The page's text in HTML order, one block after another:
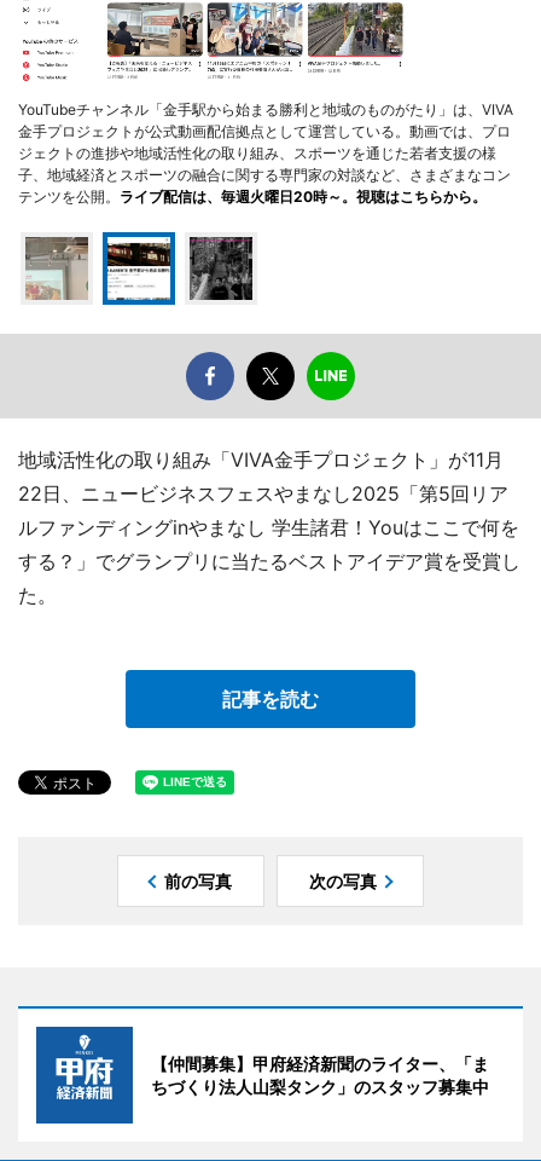
YouTubeチャンネル「金手駅から始まる勝利と地域のものがたり」は、VIVA
金手プロジェクトが公式動画配信拠点として運営している。動画では、プロ
ジェクトの進捗や地域活性化の取り組み、スポーツを通じた若者支援の様
子、地域経済とスポーツの融合に関する専門家の対談など、さまざまなコン
テンツを公開。 ライブ配信は、毎週火曜日20時～。視聴はこちらから。
地域活性化の取り組み「VIVA金手プロジェクト」が11月
22日、ニュービジネスフェスやまなし2025「第5回リア
ルファンディングinやまなし 学生諸君！Youはここで何を
する？」でグランプリに当たるベストアイデア賞を受賞し
た。
記事を読む
前の写真 次の写真
【仲間募集】甲府経済新聞のライター、「ま
ちづくり法人山梨タンク」のスタッフ募集中